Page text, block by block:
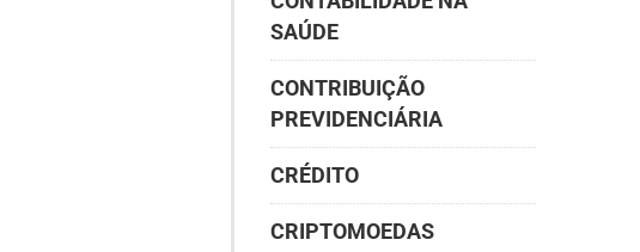
SAÚDE
CONTRIBUIÇÃO
PREVIDENCIÁRIA
CRÉDITO
CRIPTOMOEDAS